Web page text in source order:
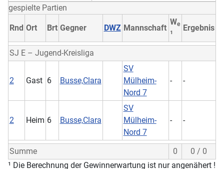
gespielte Partien
Rnd Ort Brt Gegner DWZ Mannschaft
We
¹
Ergebnis
SJ E – Jugend-Kreisliga
2 Gast 6 Busse,Clara
SV
Mülheim-
Nord 7
- -
2 Heim 6 Busse,Clara
SV
Mülheim-
Nord 7
- -
Summe 0
0 / 0
¹ Die Berechnung der Gewinnerwartung ist nur angenähert !